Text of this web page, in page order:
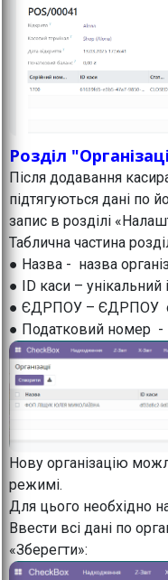
Розділ
Після додавання
підтягуються дані по
запис в розділі
Таблична частина
● Назва - назва
● ID каси – унікальний
● ЄДРПОУ – ЄДРПОУ
● Податковий номер -
Нову організацію
режимі.
Для цього необхідно
Ввести всі дані по
«Зберегти»: